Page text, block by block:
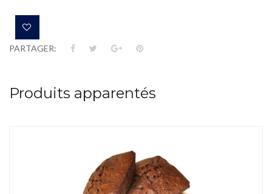
PARTAGER:
Produits apparentés